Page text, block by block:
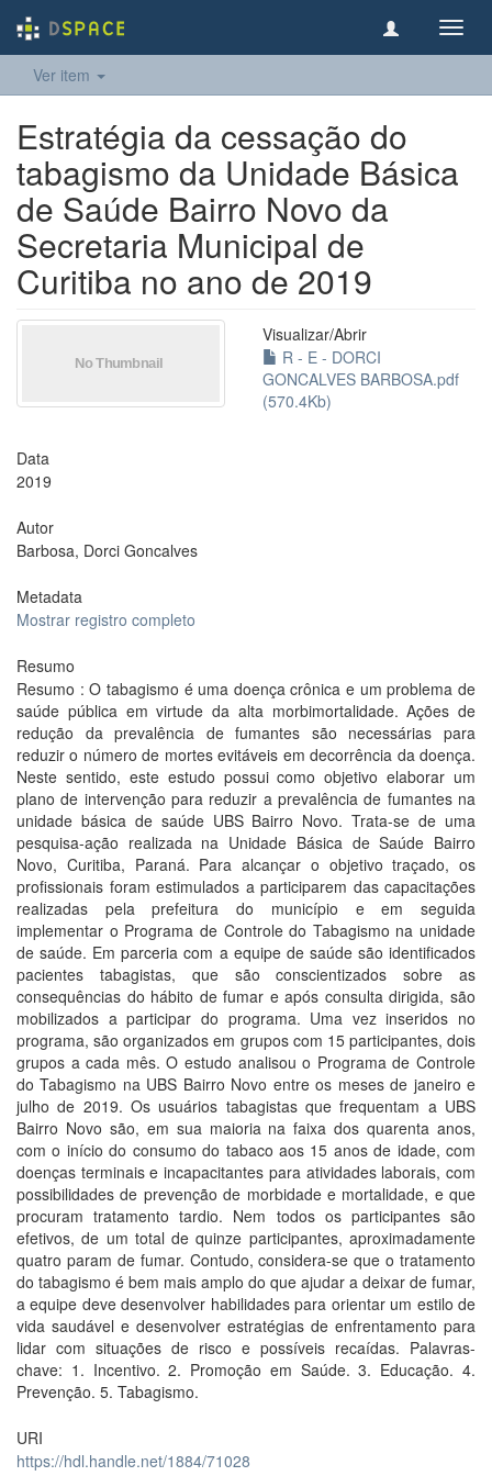
Ver item
Estratégia da cessação do
tabagismo da Unidade Básica
de Saúde Bairro Novo da
Secretaria Municipal de
Curitiba no ano de 2019
Visualizar/Abrir
R - E - DORCI
GONCALVES BARBOSA.pdf
(570.4Kb)
Data
2019
Autor
Barbosa, Dorci Goncalves
Metadata
Mostrar registro completo
Resumo
Resumo : O tabagismo é uma doença crônica e um problema de
saúde pública em virtude da alta morbimortalidade. Ações de
redução da prevalência de fumantes são necessárias para
reduzir o número de mortes evitáveis em decorrência da doença.
Neste sentido, este estudo possui como objetivo elaborar um
plano de intervenção para reduzir a prevalência de fumantes na
unidade básica de saúde UBS Bairro Novo. Trata-se de uma
pesquisa-ação realizada na Unidade Básica de Saúde Bairro
Novo, Curitiba, Paraná. Para alcançar o objetivo traçado, os
profissionais foram estimulados a participarem das capacitações
realizadas pela prefeitura do município e em seguida
implementar o Programa de Controle do Tabagismo na unidade
de saúde. Em parceria com a equipe de saúde são identificados
pacientes tabagistas, que são conscientizados sobre as
consequências do hábito de fumar e após consulta dirigida, são
mobilizados a participar do programa. Uma vez inseridos no
programa, são organizados em grupos com 15 participantes, dois
grupos a cada mês. O estudo analisou o Programa de Controle
do Tabagismo na UBS Bairro Novo entre os meses de janeiro e
julho de 2019. Os usuários tabagistas que frequentam a UBS
Bairro Novo são, em sua maioria na faixa dos quarenta anos,
com o início do consumo do tabaco aos 15 anos de idade, com
doenças terminais e incapacitantes para atividades laborais, com
possibilidades de prevenção de morbidade e mortalidade, e que
procuram tratamento tardio. Nem todos os participantes são
efetivos, de um total de quinze participantes, aproximadamente
quatro param de fumar. Contudo, considera-se que o tratamento
do tabagismo é bem mais amplo do que ajudar a deixar de fumar,
a equipe deve desenvolver habilidades para orientar um estilo de
vida saudável e desenvolver estratégias de enfrentamento para
lidar com situações de risco e possíveis recaídas. Palavras-
chave: 1. Incentivo. 2. Promoção em Saúde. 3. Educação. 4.
Prevenção. 5. Tabagismo.
URI
https://hdl.handle.net/1884/71028